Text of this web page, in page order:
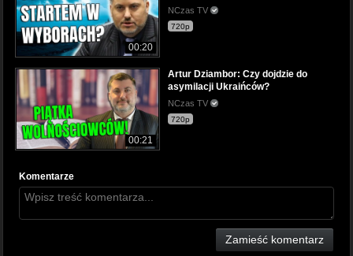
00:20
NCzas TV
720p
00:21
Artur Dziambor: Czy dojdzie do
asymilacji Ukraińców?
NCzas TV
720p
Komentarze
Zamieść komentarz